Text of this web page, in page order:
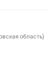
область)